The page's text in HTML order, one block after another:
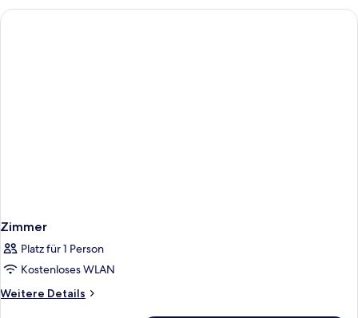
anzeigen
Betten,
Badewanne
Zimmer
Platz für 1 Person
Kostenloses WLAN
Weitere Details
Weitere